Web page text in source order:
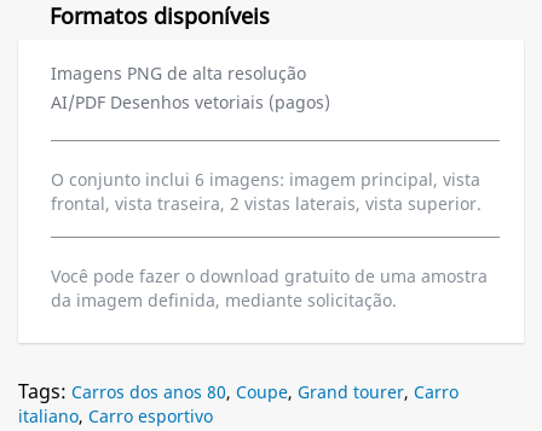
Formatos disponíveis
Imagens PNG de alta resolução
AI/PDF Desenhos vetoriais (pagos)
O conjunto inclui 6 imagens: imagem principal, vista
frontal, vista traseira, 2 vistas laterais, vista superior.
Você pode fazer o download gratuito de uma amostra
da imagem definida, mediante solicitação.
Tags: Carros dos anos 80, Coupe, Grand tourer, Carro
italiano, Carro esportivo